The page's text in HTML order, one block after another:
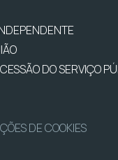
DO SERVIÇO
DE COOKIES